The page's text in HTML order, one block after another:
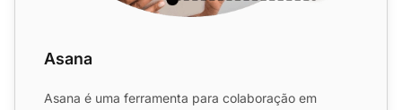
Asana
Asana é uma ferramenta para colaboração em